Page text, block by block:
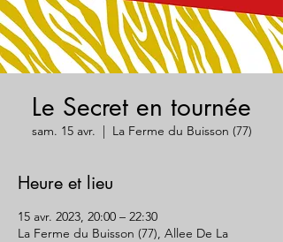
Le Secret en tournée
sam. 15 avr.
  |
La Ferme du Buisson (77)
Heure et lieu
15 avr. 2023, 20:00 – 22:30
La Ferme du Buisson (77), Allee De La